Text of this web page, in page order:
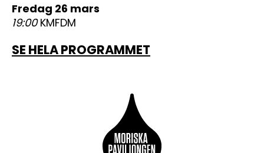
fredag 26 mars
19:00KMFDM
SE HELA PROGRAMMET